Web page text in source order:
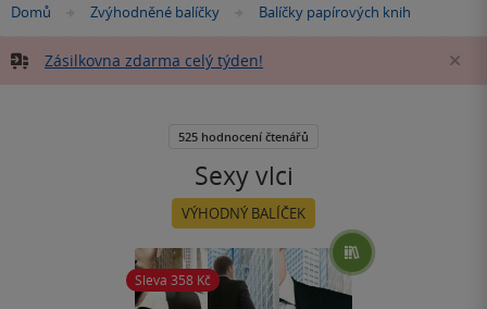
Nacházíte
zde:
Domů »
Zvýhodněné balíčky »
Balíčky papírových knih
Zásilkovna zdarma celý týden!
Sexy vlci
VÝHODNÝ BALÍČEK
Sleva 358 Kč
525 hodnocení čtenářů